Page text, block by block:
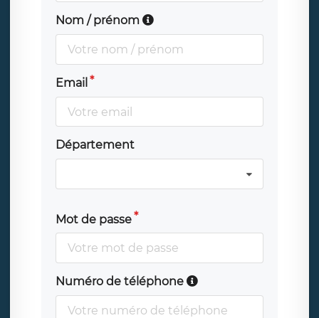
Nom / prénom
Email
Département
Mot de passe
Numéro de téléphone